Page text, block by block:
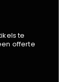
te
offerte